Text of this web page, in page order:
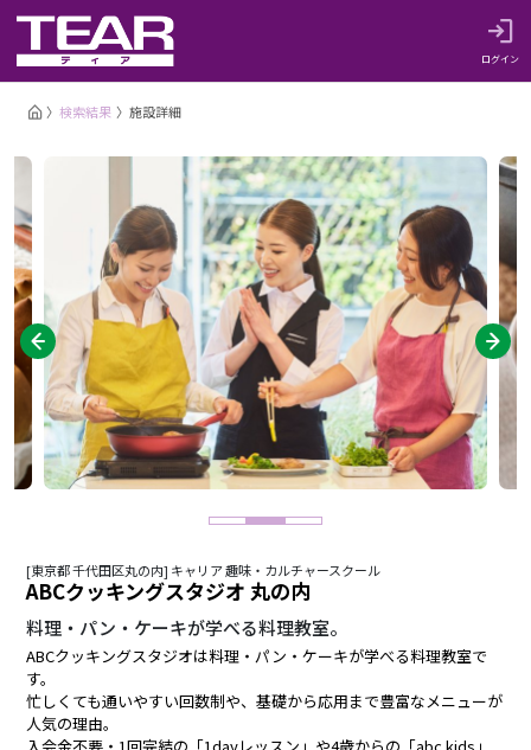
ログイン
検索結果 施設詳細
[東京都 千代田区丸の内] キャリア 趣味・カルチャースクール
ABCクッキングスタジオ 丸の内
料理・パン・ケーキが学べる料理教室。
ABCクッキングスタジオは料理・パン・ケーキが学べる料理教室で
す。
忙しくても通いやすい回数制や、基礎から応用まで豊富なメニューが
人気の理由。